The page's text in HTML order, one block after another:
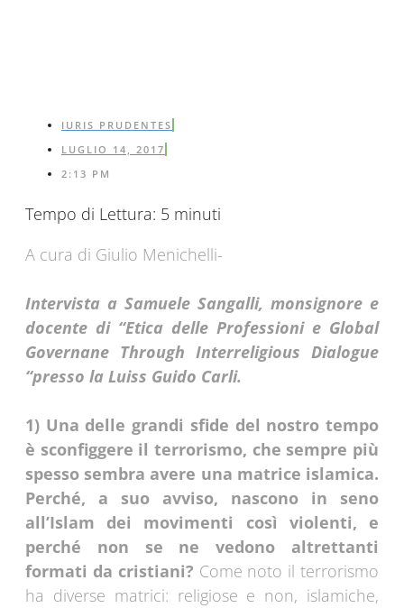
IURIS PRUDENTES
LUGLIO 14, 2017
2:13 PM
Tempo di Lettura: 5 minuti
A cura di Giulio Menichelli-
Intervista a Samuele Sangalli, monsignore e
docente di “Etica delle Professioni e Global
Governane Through Interreligious Dialogue
“presso la Luiss Guido Carli.
1) Una delle grandi sfide del nostro tempo
è sconfiggere il terrorismo, che sempre più
spesso sembra avere una matrice islamica.
Perché, a suo avviso, nascono in seno
all’Islam dei movimenti così violenti, e
perché non se ne vedono altrettanti
formati da cristiani? Come noto il terrorismo
ha diverse matrici: religiose e non, islamiche,